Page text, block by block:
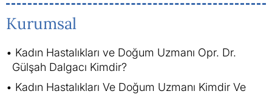
Kurumsal
Kadın Hastalıkları ve Doğum Uzmanı Opr. Dr.
Gülşah Dalgacı Kimdir?
Kadın Hastalıkları Ve Doğum Uzmanı Kimdir Ve